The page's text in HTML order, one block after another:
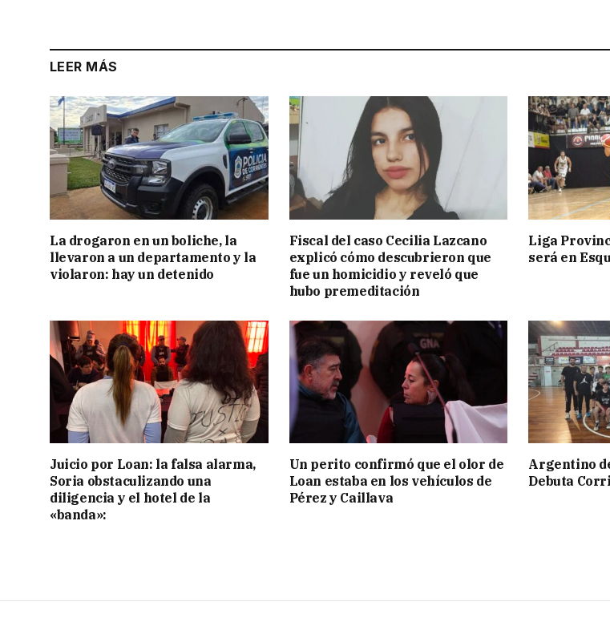
LEER MÁS
La drogaron en un boliche, la
llevaron a un departamento y la
violaron: hay un detenido
Fiscal del caso Cecilia Lazcano
explicó cómo descubrieron que
fue un homicidio y reveló que
hubo premeditación
Liga
será en
Juicio por Loan: la falsa alarma,
Soria obstaculizando una
diligencia y el hotel de la
«banda»:
Un perito confirmó que el olor de
Loan estaba en los vehículos de
Pérez y Caillava
Argentino
Debuta